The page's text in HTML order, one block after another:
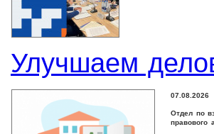
Улучшаем
07.08.2026
Отдел по
правового